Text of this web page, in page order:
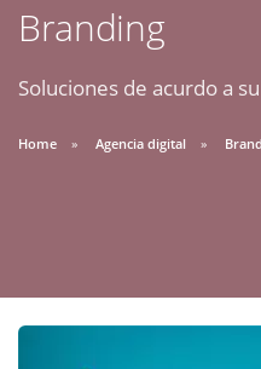
Branding
Soluciones de acurdo a
Home Agencia digital